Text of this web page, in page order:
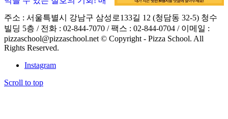
주소 : 서울특별시 강남구 삼성로133길 12 (청담동 32-5) 청수
빌딩 5층 / 전화 : 02-844-7070 / 팩스 : 02-844-0704 / 이메일 :
pizzaschool@pizzaschool.net © Copyright - Pizza School. All
Rights Reserved.
Instagram
Scroll to top